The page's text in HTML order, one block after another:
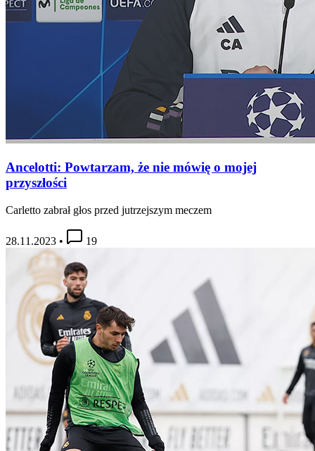
Ancelotti: Powtarzam, że nie mówię o mojej
przyszłości
Carletto zabrał głos przed jutrzejszym meczem
28.11.2023 • 19